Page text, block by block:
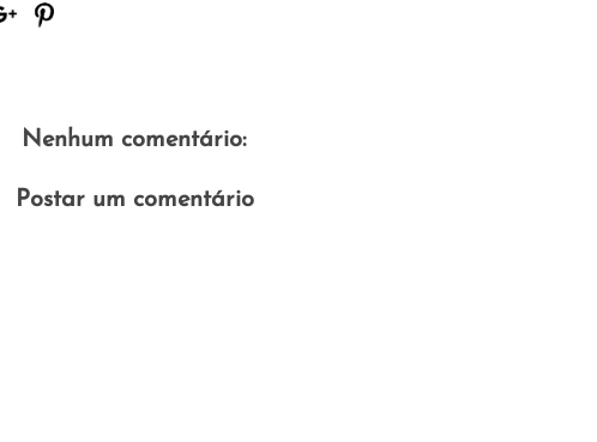
Nenhum comentário:
Postar um comentário